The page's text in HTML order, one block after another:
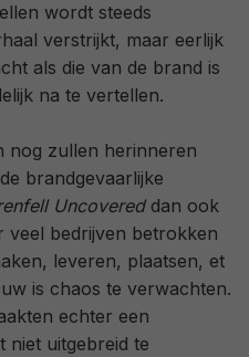
wordt steeds
verstrijkt, maar eerlijk
als die van de brand is
na te vertellen.
nog zullen herinneren
brandgevaarlijke
Uncovereddan ook
veel bedrijven betrokken
leveren, plaatsen, et
is chaos te verwachten.
echter een
niet uitgebreid te